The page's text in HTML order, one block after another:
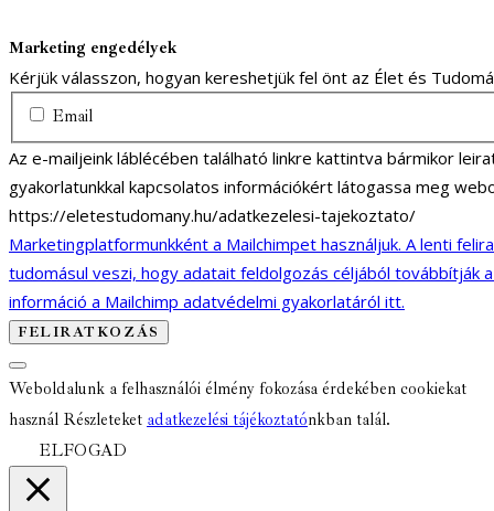
Marketing engedélyek
Kérjük válasszon, hogyan kereshetjük fel önt az Élet és
Email
Az e-mailjeink láblécében található linkre kattintva bármikor
gyakorlatunkkal kapcsolatos információkért látogassa meg
https://eletestudomany.hu/adatkezelesi-tajekoztato/
Marketingplatformunkként a Mailchimpet használjuk. A lenti
tudomásul veszi, hogy adatait feldolgozás céljából továbbítják
információ a Mailchimp adatvédelmi gyakorlatáról itt.
Weboldalunk a felhasználói élmény fokozása érdekében cookiekat
használ Részleteket adatkezelési tájékoztatónkban talál.
ELFOGAD